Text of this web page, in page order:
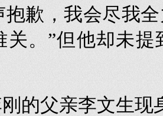
抱歉，我会尽我
关。”但他却未
的父亲李文生现